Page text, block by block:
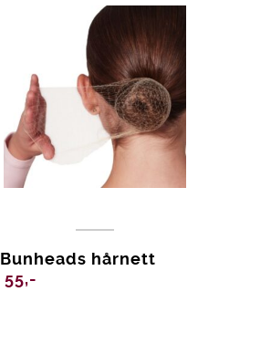
Bunheads hårnett
55,-